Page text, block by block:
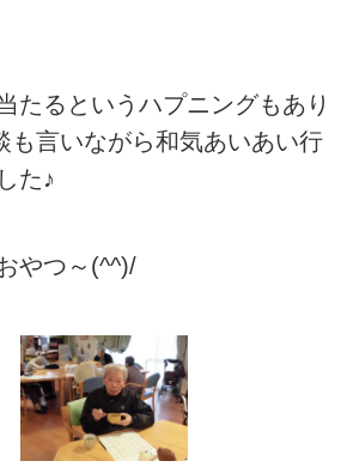
たるというハプニングもあり
も言いながら和気あいあい行
た♪
やつ～(^^)/